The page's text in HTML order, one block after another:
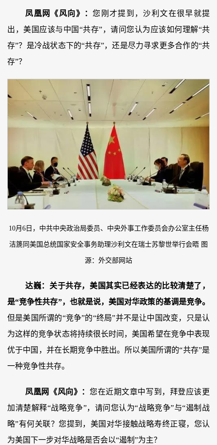
凤凰网《风向》：您刚才提到，沙利文在很早就提
出，美国应该与中国“共存”，请问您认为应该如何理解“共
存”？是冷战状态下的“共存”，还是尽力寻求更多合作的“共
存”？
10月6日，中共中央政治局委员、中央外事工作委员会办公室主任杨
洁篪同美国总统国家安全事务助理沙利文在瑞士苏黎世举行会晤 图
源：外交部网站
达巍： 关于共存，美国其实已经表达的比较清楚了，
是“竞争性共存”，也就是说，美国对华政策的基调是竞争。
但是美国所谓的“竞争”的“终局”并不是让中国改变，只是认
为这样的竞争状态将持续很长时间，美国希望在竞争中表现
优于中国，并在长期竞争中胜出。所以美国所谓的“共存”是
一种竞争性共存。
凤凰网《风向》： 您在近期文章中写到，拜登应该更
加清楚解释“战略竞争”，请问您认为“战略竞争”与“遏制战
略”有何关联？您提到，美国对华接触战略寿终正寝，您认
为美国下一步对华战略是否会以“遏制”为主？